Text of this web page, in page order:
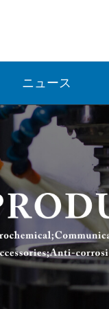
ニュース